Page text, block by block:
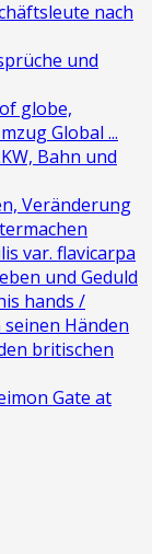
und
Veränderung
und Geduld
britischen